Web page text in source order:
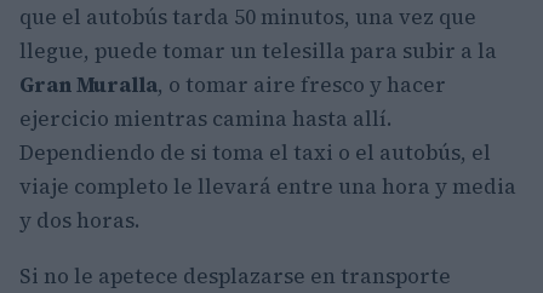
que el autobús tarda 50 minutos, una vez que
llegue, puede tomar un telesilla para subir a la
Gran Muralla, o tomar aire fresco y hacer
ejercicio mientras camina hasta allí.
Dependiendo de si toma el taxi o el autobús, el
viaje completo le llevará entre una hora y media
y dos horas.
Si no le apetece desplazarse en transporte